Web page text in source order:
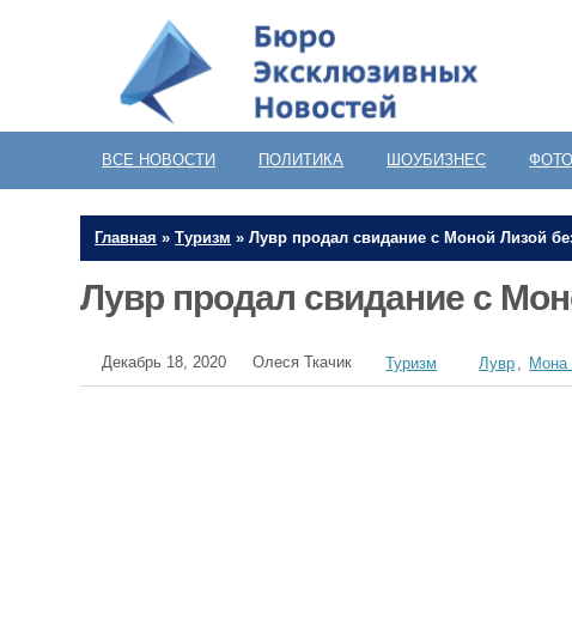
ВСЕ НОВОСТИ ПОЛИТИКА ШОУБИЗНЕС
Главная »Туризм »Лувр продал свидание с Моной Лизой
Лувр продал свидание с
Декабрь 18, 2020 Олеся Ткачик Туризм Лувр , Мона